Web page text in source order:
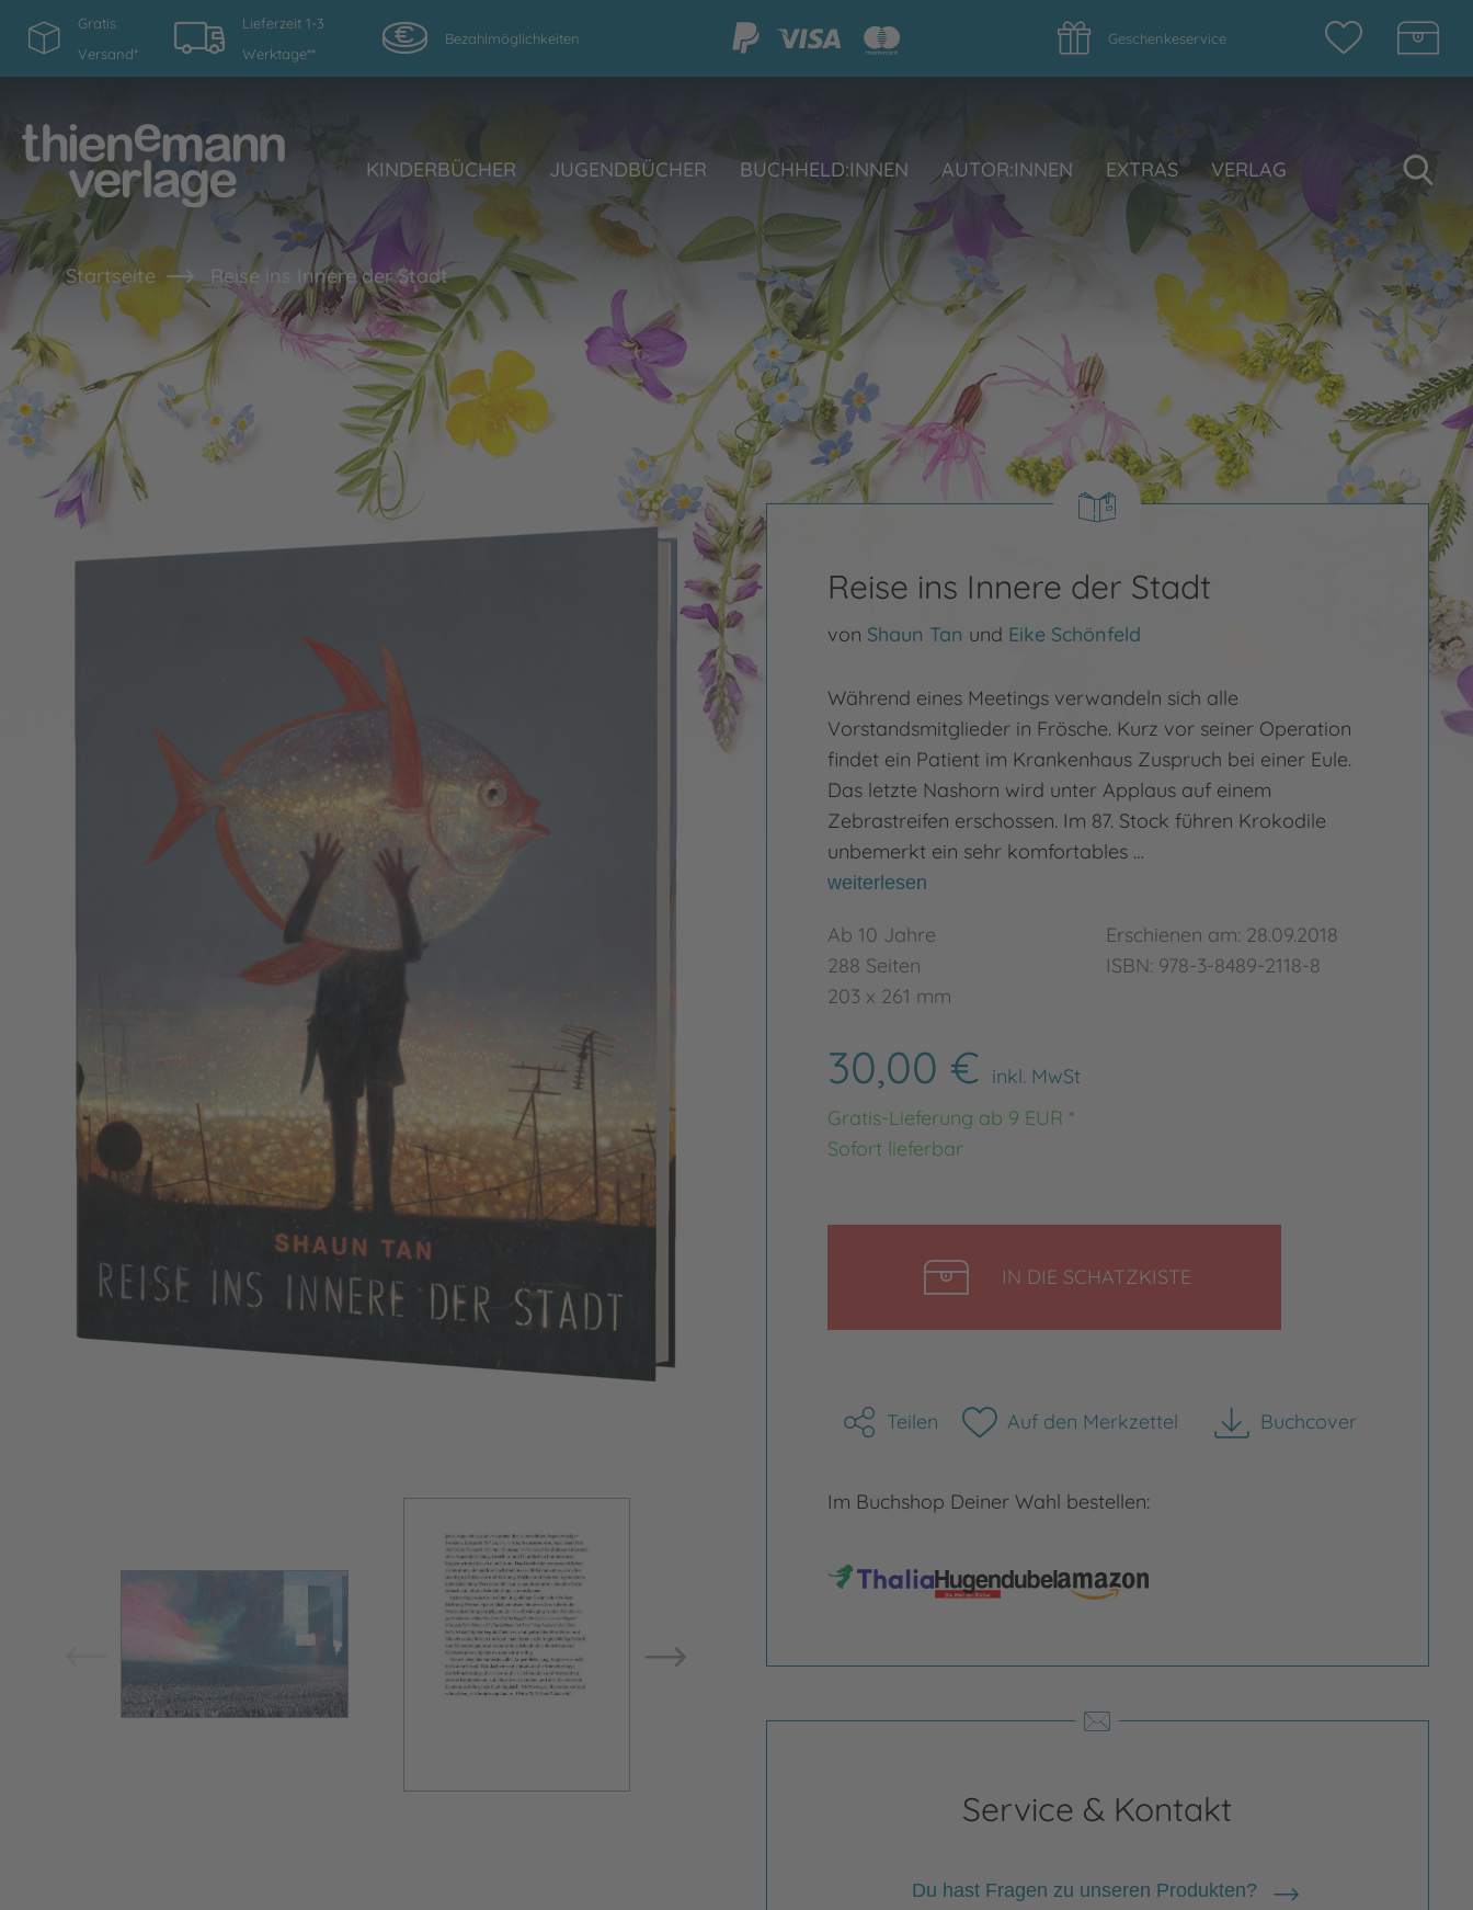
Gratis
Versand*
Lieferzeit 1-3
Werktage**
Bezahlmöglichkeiten Geschenkeservice
KINDERBÜCHER JUGENDBÜCHER BUCHHELD:INNEN AUTOR:INNEN EXTRAS VERLAG
Startseite Reise ins Innere der Stadt
Bild vergrößern
Bild vergrößern
Reise ins Innere der Stadt
von Shaun Tan und Eike Schönfeld
Während eines Meetings verwandeln sich alle
Vorstandsmitglieder in Frösche. Kurz vor seiner Operation
findet ein Patient im Krankenhaus Zuspruch bei einer Eule.
Das letzte Nashorn wird unter Applaus auf einem
Zebrastreifen erschossen. Im 87. Stock führen Krokodile
unbemerkt ein sehr komfortables …
weiterlesen
Ab 10 Jahre
288 Seiten
203 x 261 mm
Erschienen am: 28.09.2018
ISBN: 978-3-8489-2118-8
30,00 € inkl. MwSt
Gratis-Lieferung ab 9 EUR *
Sofort lieferbar
IN DIE SCHATZKISTE
Teilen Auf den Merkzettel Buchcover
herunterladen
Im Buchshop Deiner Wahl bestellen:
Service & Kontakt
Du hast Fragen zu unseren Produkten?